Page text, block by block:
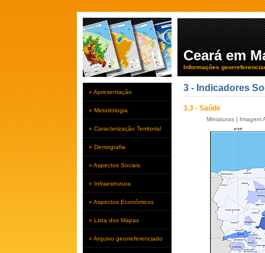
Ceará em
Informações
» Apresentação
» Metodologia
» Caracterização Territorial
» Demografia
» Aspectos Sociais
» Infraestrutura
» Aspectos Econômicos
» Lista dos Mapas
» Arquivo georreferenciado
3 - Indicadores
3.3 - Saúde
Miniaturas | Imagem